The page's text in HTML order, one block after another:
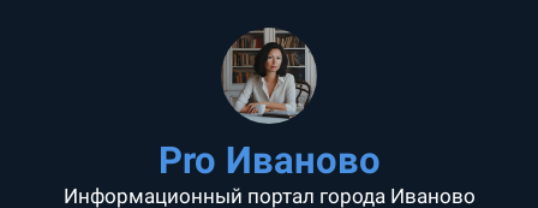
Pro Иваново
Информационный портал города Иваново